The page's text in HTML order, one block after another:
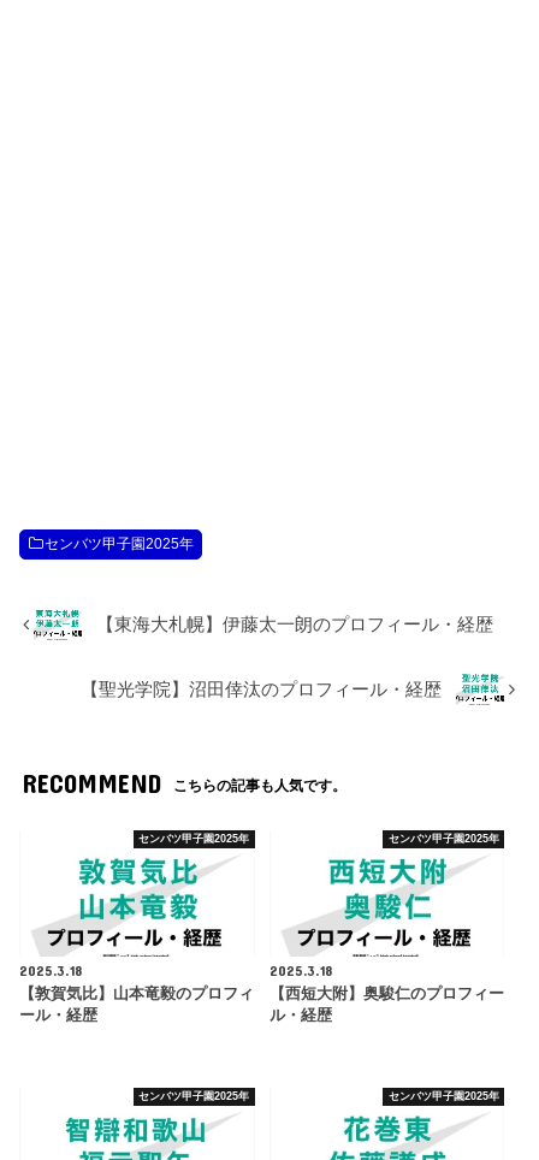
センバツ甲子園2025年
【東海大札幌】伊藤太一朗のプロフィール・経歴
【聖光学院】沼田倖汰のプロフィール・経歴
RECOMMEND こちらの記事も人気です。
センバツ甲子園2025年
2025.3.18
【敦賀気比】山本竜毅のプロフィ
ール・経歴
センバツ甲子園2025年
2025.3.18
【西短大附】奥駿仁のプロフィー
ル・経歴
センバツ甲子園2025年 センバツ甲子園2025年